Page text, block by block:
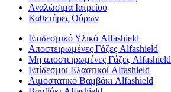
Αναλώσιμα Ιατρείου
Καθετήρες Ούρων
Επιδεσμικό Υλικό Alfashield
Αποστειρωμένες Γάζες Alfashield
Μη αποστειρωμένες Γάζες Alfashield
Επίδεσμοι Ελαστικοί Alfashield
Αιμοστατικό Βαμβάκι Alfashield